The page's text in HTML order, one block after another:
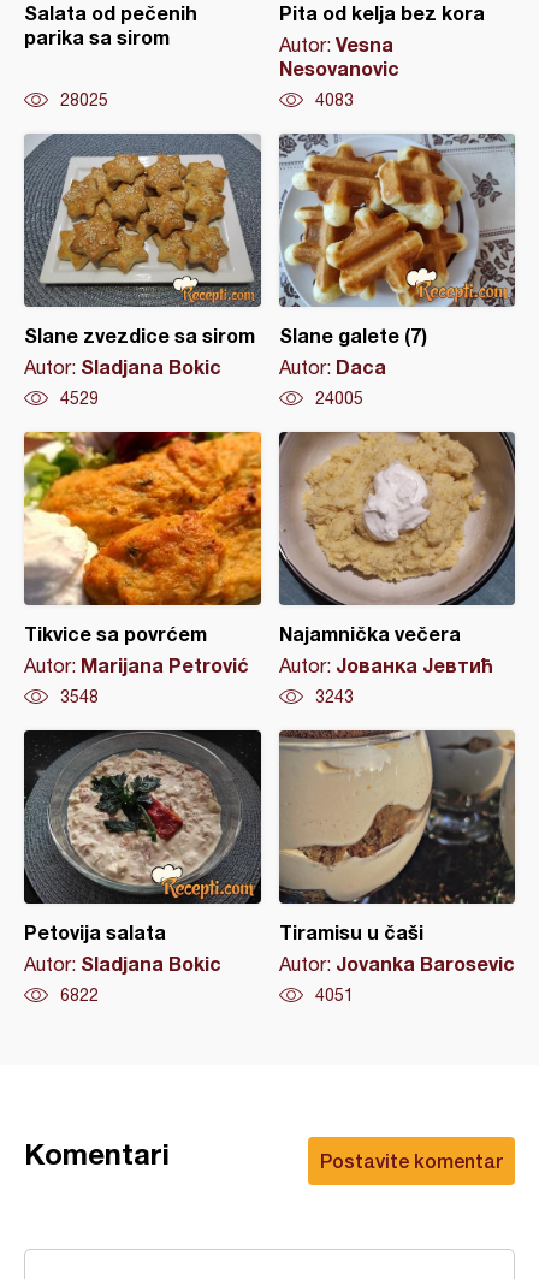
Salata od pečenih
parika sa sirom
28025
Pita od kelja bez kora
Autor: Vesna
Nesovanovic
4083
Slane zvezdice sa sirom
Autor: Sladjana Bokic
4529
Slane galete (7)
Autor: Daca
24005
Tikvice sa povrćem
Autor: Marijana Petrović
3548
Najamnička večera
Autor: Јованка Јевтић
3243
Petovija salata
Autor: Sladjana Bokic
6822
Tiramisu u čaši
Autor: Jovanka Barosevic
4051
Postavite komentar
Komentari